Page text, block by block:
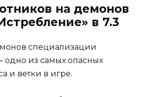
на демонов
в 7.3
специализации
одно из самых опасных
и ветки в игре.